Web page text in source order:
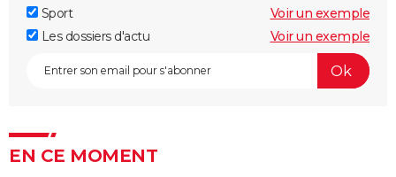
Sport
Voir un exemple
Les dossiers d'actu
Voir un exemple
EN CE MOMENT